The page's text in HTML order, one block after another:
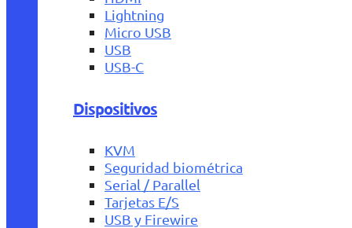
Lightning
Micro USB
USB
USB-C
Dispositivos
KVM
Seguridad biométrica
Serial / Parallel
Tarjetas E/S
USB y Firewire